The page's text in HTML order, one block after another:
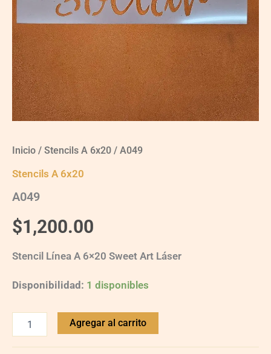
Inicio / Stencils A 6x20 / A049
Stencils A 6x20
A049
$1,200.00
Stencil Línea A 6×20 Sweet Art Láser
Disponibilidad: 1 disponibles
Agregar al carrito